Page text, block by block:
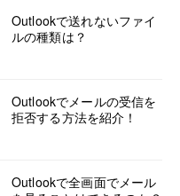
Outlookで送れないファイ
ルの種類は？
Outlookでメールの受信を
拒否する方法を紹介！
Outlookで全画面でメール